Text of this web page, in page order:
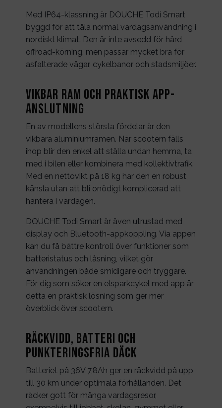
Med IP64-klassning är DOUCHE Todi Smart
byggd för att tåla normal vardagsanvändning i
nordiskt klimat. Den är inte avsedd för hård
offroad-körning, men passar mycket bra för
asfalterade vägar, cykelbanor och stadsmiljöer.
Vikbar ram och praktisk app-
anslutning
En av modellens största fördelar är den
vikbara aluminiumramen. När scootern fälls
ihop blir den enkel att ställa undan hemma, ta
med i bilen eller kombinera med kollektivtrafik.
Med en nettovikt på 18 kg har den en robust
känsla utan att bli onödigt komplicerad att
hantera i vardagen.
DOUCHE Todi Smart är även utrustad med
display och Bluetooth-appkoppling. Via appen
kan du få bättre kontroll över funktioner som
batteristatus och låsning, vilket gör
användningen både smidigare och tryggare.
För dig som söker en elsparkcykel med app är
detta en praktisk lösning som ger mer
överblick över scootern.
Räckvidd, batteri och
punkteringsfria däck
Batteriet på 36V 7,8Ah ger en räckvidd på upp
till 30 km under optimala förhållanden. Det
räcker gott för många vardagsresor,